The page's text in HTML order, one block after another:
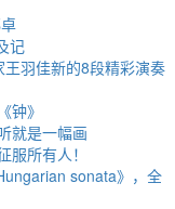
记
羽佳新的8段精彩演奏
钟》
就是一幅画
所有人！
sonata》，全